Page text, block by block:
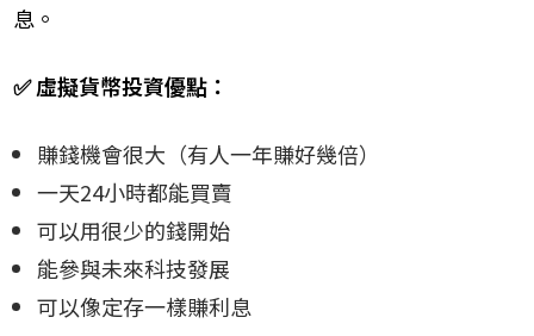
息。
✅虛擬貨幣投資優點：
賺錢機會很大（有人一年賺好幾倍）
一天24小時都能買賣
可以用很少的錢開始
能參與未來科技發展
可以像定存一樣賺利息